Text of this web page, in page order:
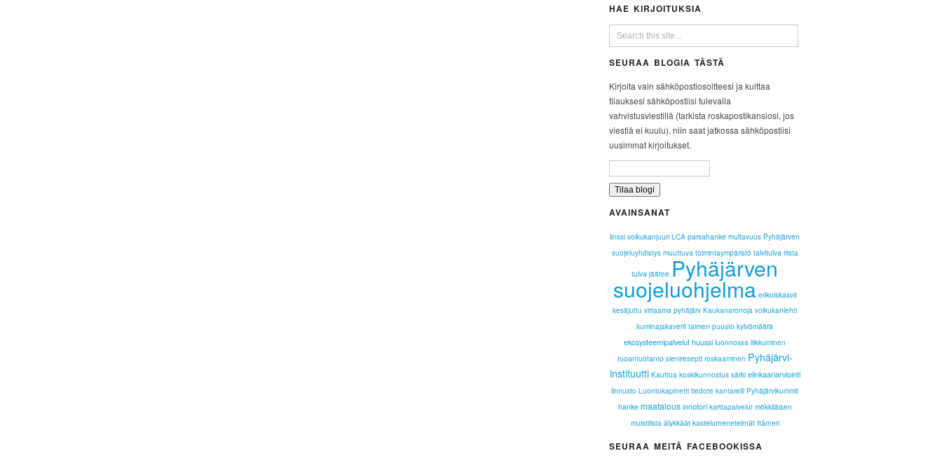
HAE KIRJOITUKSIA
SEURAA BLOGIA TÄSTÄ
Kirjoita vain sähköpostiosoitteesi ja kuittaa
tilauksesi sähköpostiisi tulevalla
vahvistusviestillä (tarkista roskapostikansiosi, jos
viestiä ei kuulu), niin saat jatkossa sähköpostiisi
uusimmat kirjoitukset.
AVAINSANAT
linssi voikukanjuuri LCA parsahanke multavuus Pyhäjärven
suojeluyhdistys muuttuva toimintaympäristö talvitulva riista
tulva jäätee Pyhäjärven
suojeluohjelma erikoiskasvit
kesäjuttu virtaama pyhäjärv Kaukanaronoja voikukanlehti
kuminajakaverit taimen puusto kylvömäärä
ekosysteemipalvelut huussi luonnossa liikkuminen
ruoantuotanto sieniresepti roskaaminen Pyhäjärvi-
instituutti Kauttua koskikunnostus särki elinkaariarviointi
linnusto Luontokapinetti tiedote kantarelli Pyhäjärvikummit
hanke maatalous innotori karttapalvelut mökkiläisen
muistilista älykkäät kastelumenetelmät Itämeri
SEURAA MEITÄ FACEBOOKISSA